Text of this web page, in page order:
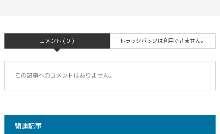
コメント ( 0 ) トラックバックは利用できません。
この記事へのコメントはありません。
関連記事